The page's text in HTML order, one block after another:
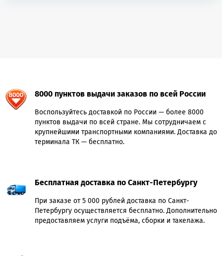
8000 пунктов выдачи заказов по всей России
Воспользуйтесь доставкой по России — более 8000
пунктов выдачи по всей стране. Мы сотрудничаем с
крупнейшими транспортными компаниями. Доставка до
терминала ТК — бесплатно.
Бесплатная доставка по Санкт-Петербургу
При заказе от 5 000 рублей доставка по Санкт-
Петербургу осуществляется бесплатно. Дополнительно
предоставляем услуги подъёма, сборки и такелажа.